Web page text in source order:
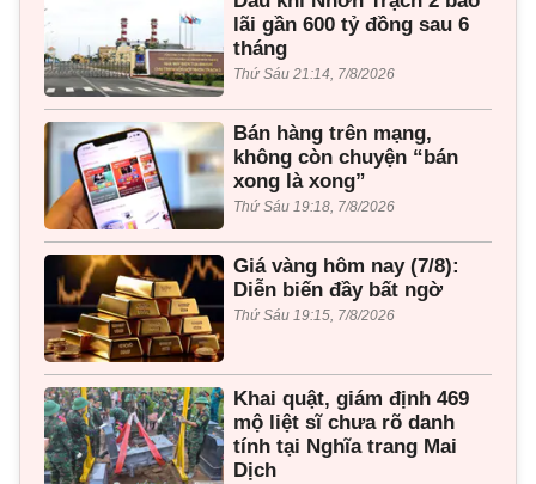
lãi gần 600 tỷ đồng sau 6
tháng
Thứ Sáu 21:14, 7/8/2026
Bán hàng trên mạng,
không còn chuyện “bán
xong là xong”
Thứ Sáu 19:18, 7/8/2026
Giá vàng hôm nay (7/8):
Diễn biến đầy bất ngờ
Thứ Sáu 19:15, 7/8/2026
Khai quật, giám định 469
mộ liệt sĩ chưa rõ danh
tính tại Nghĩa trang Mai
Dịch